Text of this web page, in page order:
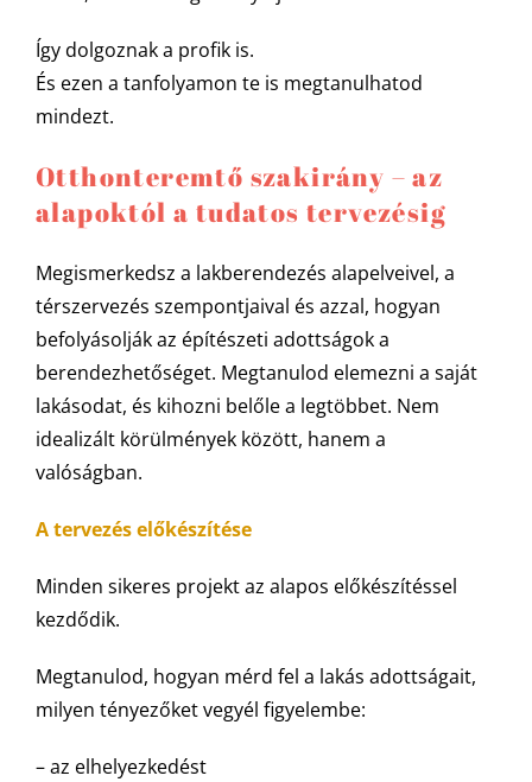
Így dolgoznak a profik is.
És ezen a tanfolyamon te is megtanulhatod
mindezt.
Otthonteremtő szakirány – az
alapoktól a tudatos tervezésig
Megismerkedsz a lakberendezés alapelveivel, a
térszervezés szempontjaival és azzal, hogyan
befolyásolják az építészeti adottságok a
berendezhetőséget. Megtanulod elemezni a saját
lakásodat, és kihozni belőle a legtöbbet. Nem
idealizált körülmények között, hanem a
valóságban.
A tervezés előkészítése
Minden sikeres projekt az alapos előkészítéssel
kezdődik.
Megtanulod, hogyan mérd fel a lakás adottságait,
milyen tényezőket vegyél figyelembe:
– az elhelyezkedést